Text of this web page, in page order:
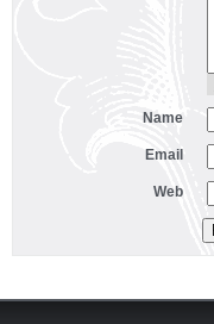
Name
Email
Web